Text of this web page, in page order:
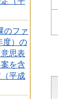
のファ
度）の
思表
を含
平成